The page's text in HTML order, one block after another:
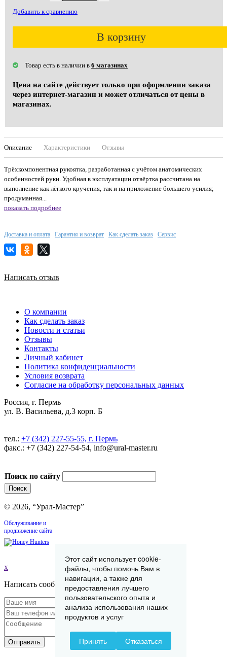
Добавить к сравнению
В корзину
Товар есть в наличии в 6 магазинах
Цена на сайте действует только при оформлении заказа
через интернет-магазин и может отличаться от цены в
магазинах.
Описание Характеристики Отзывы
Трёхкомпонентная рукоятка, разработанная с учётом анатомических
особенностей руки. Удобная в эксплуатации отвёртка рассчитана на
выполнение как лёгкого кручения, так и на приложение большего усилия;
продуманная...
показать подробнее
Доставка и оплата Гарантия и возврат Как сделать заказ Сервис
Написать отзыв
О компании
Как сделать заказ
Новости и статьи
Отзывы
Контакты
Личный кабинет
Политика конфиденциальности
Условия возврата
Согласие на обработку персональных данных
Россия, г. Пермь
ул. В. Васильева, д.3 корп. Б
тел.: +7 (342) 227-55-55, г. Пермь
факс.: +7 (342) 227-54-54, info@ural-master.ru
Поиск по сайту
© 2026, “Урал-Мастер”
Обслуживание и
продвижение сайта
x
Написать сообщение
Отправить
Этот сайт использует cookie-
файлы, чтобы помочь Вам в
навигации, а также для
предоставления лучшего
пользовательского опыта и
анализа использования наших
продуктов и услуг
Принять Отказаться